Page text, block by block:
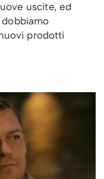
uscite, ed
prodotti